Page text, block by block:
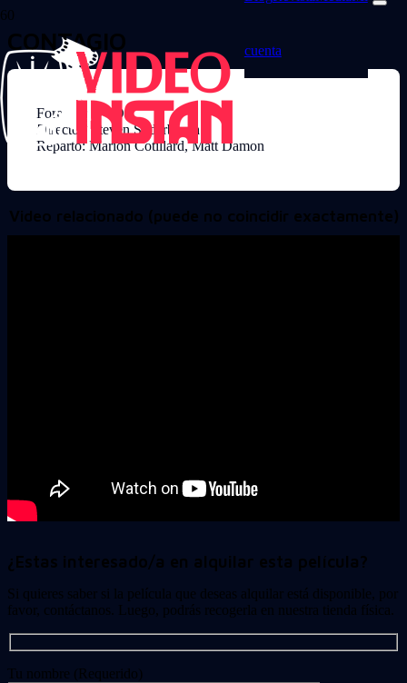
cuenta
CONTAGIO
Formato: DVD
Director: Steven Soderbergh
Reparto: Marion Cotillard, Matt Damon
Video relacionado (puede no coincidir exactamente)
¿Estas interesado/a en alquilar esta película?
Si quieres saber si la película que deseas alquilar está disponible, por
favor, contáctanos. Luego, podrás recogerla en nuestra tienda física.
Tu nombre (Requerido)